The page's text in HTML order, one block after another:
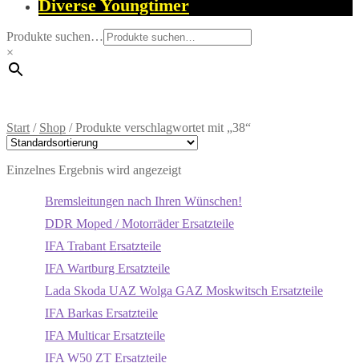
Diverse Youngtimer
Produkte suchen…
×
Start / Shop /Produkte verschlagwortet mit „38“
Einzelnes Ergebnis wird angezeigt
Bremsleitungen nach Ihren Wünschen!
DDR Moped / Motorräder Ersatzteile
IFA Trabant Ersatzteile
IFA Wartburg Ersatzteile
Lada Skoda UAZ Wolga GAZ Moskwitsch Ersatzteile
IFA Barkas Ersatzteile
IFA Multicar Ersatzteile
IFA W50 ZT Ersatzteile